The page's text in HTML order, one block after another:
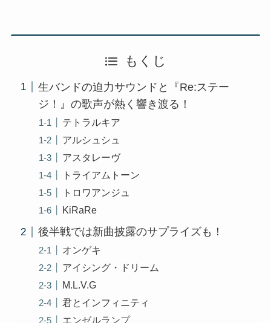
もくじ
生バンドの迫力サウンドと『Re:ステー
ジ！』の歌声が熱く響き渡る！
テトラルキア
アルシュシュ
アスタレーヴ
トライアムトーン
トロワアンジュ
KiRaRe
後半戦では新曲披露のサプライズも！
オンゲキ
アイシング・ドリーム
M.L.V.G
君とインフィニティ
エンゼルランプ